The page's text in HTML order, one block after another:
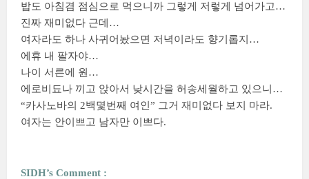
밥도 아침겸 점심으로 먹으니까 그렇게 저렇게 넘어가고…
진짜 재미없다 근데…
여자라도 하나 사귀어놨으면 저녁이라도 향기롭지…
에휴 내 팔자야…
나이 서른에 원…
에로비됴나 끼고 앉아서 낮시간을 허송세월하고 있으니…
“카사노바의 2백몇번째 여인” 그거 재미없다 보지 마라.
여자는 안이쁘고 남자만 이쁘다.
SIDH’s Comment :